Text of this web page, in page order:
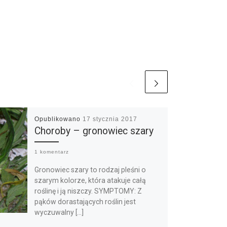
Opublikowano 17 stycznia 2017
Choroby – gronowiec szary
1 komentarz
Gronowiec szary to rodzaj pleśni o
szarym kolorze, która atakuje całą
roślinę i ją niszczy. SYMPTOMY: Z
pąków dorastających roślin jest
wyczuwalny […]